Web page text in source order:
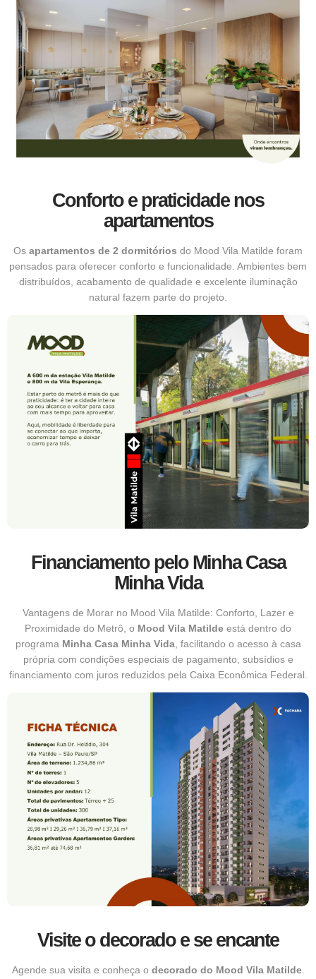
Conforto e praticidade nos
apartamentos
Os apartamentos de 2 dormitórios do Mood Vila Matilde foram
pensados para oferecer conforto e funcionalidade. Ambientes bem
distribuídos, acabamento de qualidade e excelente iluminação
natural fazem parte do projeto.
Financiamento pelo Minha Casa
Minha Vida
Vantagens de Morar no Mood Vila Matilde: Conforto, Lazer e
Proximidade do Metrô, o Mood Vila Matilde está dentro do
programa Minha Casa Minha Vida, facilitando o acesso à casa
própria com condições especiais de pagamento, subsídios e
financiamento com juros reduzidos pela Caixa Econômica Federal.
Visite o decorado e se encante
Agende sua visita e conheça o decorado do Mood Vila Matilde.